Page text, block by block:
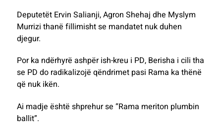
Deputetët Ervin Salianji, Agron Shehaj dhe Myslym
Murrizi thanë fillimisht se mandatet nuk duhen
djegur.
Por ka ndërhyrë ashpër ish-kreu i PD, Berisha i cili tha
se PD do radikalizojë qëndrimet pasi Rama ka thënë
që nuk ikën.
Ai madje është shprehur se “Rama meriton plumbin
ballit”.